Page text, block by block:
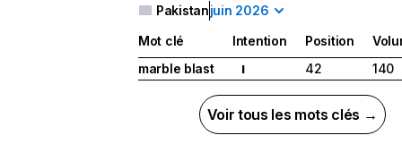
Pakistanjuin 2026
Mot clé Intention Position
marble blast
I 42 140
Voir tous les mots clés →